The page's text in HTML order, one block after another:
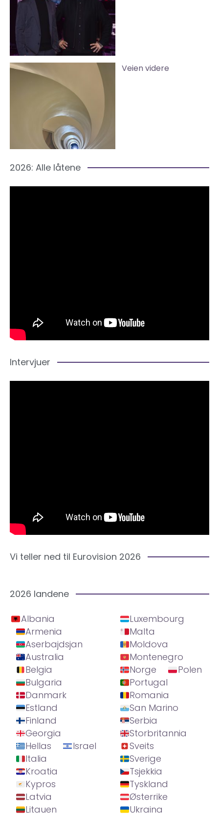
Veien videre
2026: Alle låtene
Intervjuer
Vi teller ned til Eurovision 2026
2026 landene
Albania
Armenia
Aserbajdsjan
Australia
Belgia
Bulgaria
Danmark
Estland
Finland
Georgia
Hellas
Israel
Italia
Kroatia
Kypros
Latvia
Litauen
Luxembourg
Malta
Moldova
Montenegro
Norge
Polen
Portugal
Romania
San Marino
Serbia
Storbritannia
Sveits
Sverige
Tsjekkia
Tyskland
Østerrike
Ukraina